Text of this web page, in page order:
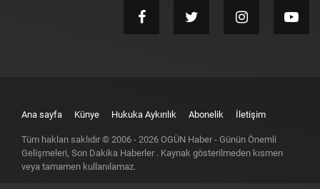
Ana sayfa Künye Hukuka Aykırılık Abonelik İletişim
Tüm hakları saklıdır © 2006 - 2026 OGÜN Haber - Günün Önemli
Gelişmeleri, Son Dakika Haberler . Kaynak gösterilmeden kısmen
veya tamamen kullanılamaz.